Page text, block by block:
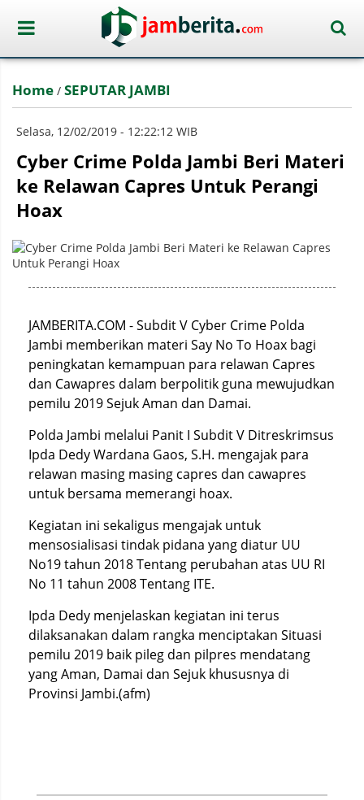
Home / SEPUTAR JAMBI
Selasa, 12/02/2019 - 12:22:12 WIB
Cyber Crime Polda Jambi Beri Materi
ke Relawan Capres Untuk Perangi
Hoax
JAMBERITA.COM - Subdit V Cyber Crime Polda
Jambi memberikan materi Say No To Hoax bagi
peningkatan kemampuan para relawan Capres
dan Cawapres dalam berpolitik guna mewujudkan
pemilu 2019 Sejuk Aman dan Damai.
Polda Jambi melalui Panit I Subdit V Ditreskrimsus
Ipda Dedy Wardana Gaos, S.H. mengajak para
relawan masing masing capres dan cawapres
untuk bersama memerangi hoax.
Kegiatan ini sekaligus mengajak untuk
mensosialisasi tindak pidana yang diatur UU
No19 tahun 2018 Tentang perubahan atas UU RI
No 11 tahun 2008 Tentang ITE.
Ipda Dedy menjelaskan kegiatan ini terus
dilaksanakan dalam rangka menciptakan Situasi
pemilu 2019 baik pileg dan pilpres mendatang
yang Aman, Damai dan Sejuk khususnya di
Provinsi Jambi.(afm)